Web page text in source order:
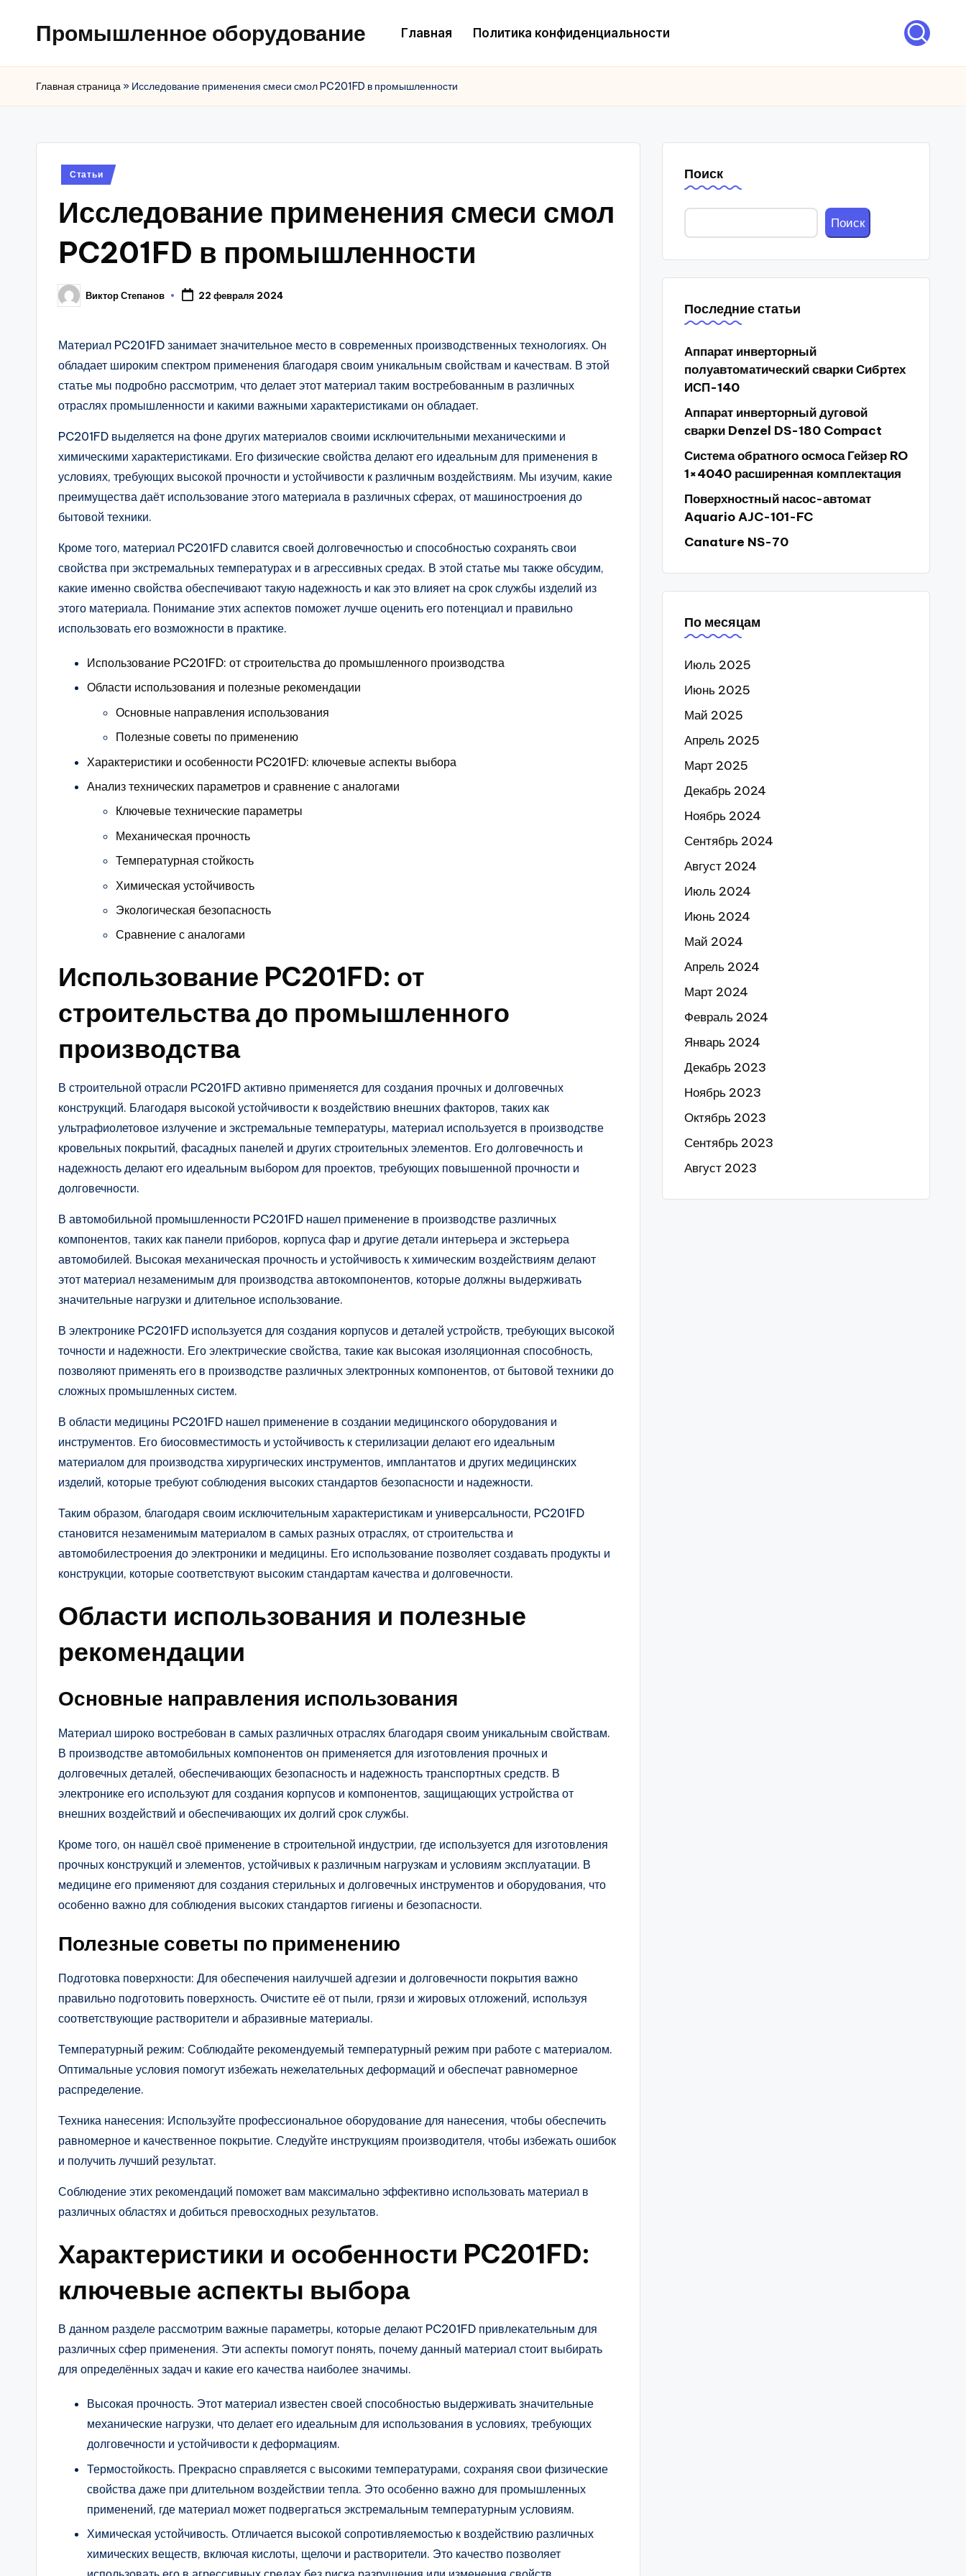
Промышленное оборудование Главная Политика конфиденциальности
Главная страница» Исследование применения смеси смол PC201FD в промышленности
Posted
Статьи
Исследование применения смеси смол
PC201FD в промышленности
Posted
by
Виктор Степанов 22 февраля 2024
Материал PC201FD занимает значительное место в современных производственных технологиях. Он
обладает широким спектром применения благодаря своим уникальным свойствам и качествам. В этой
статье мы подробно рассмотрим, что делает этот материал таким востребованным в различных
отраслях промышленности и какими важными характеристиками он обладает.
PC201FD выделяется на фоне других материалов своими исключительными механическими и
химическими характеристиками. Его физические свойства делают его идеальным для применения в
условиях, требующих высокой прочности и устойчивости к различным воздействиям. Мы изучим, какие
преимущества даёт использование этого материала в различных сферах, от машиностроения до
бытовой техники.
Кроме того, материал PC201FD славится своей долговечностью и способностью сохранять свои
свойства при экстремальных температурах и в агрессивных средах. В этой статье мы также обсудим,
какие именно свойства обеспечивают такую надежность и как это влияет на срок службы изделий из
этого материала. Понимание этих аспектов поможет лучше оценить его потенциал и правильно
использовать его возможности в практике.
Использование PC201FD: от строительства до промышленного производства
Области использования и полезные рекомендации
Основные направления использования
Полезные советы по применению
Характеристики и особенности PC201FD: ключевые аспекты выбора
Анализ технических параметров и сравнение с аналогами
Ключевые технические параметры
Механическая прочность
Температурная стойкость
Химическая устойчивость
Экологическая безопасность
Сравнение с аналогами
Использование PC201FD: от
строительства до промышленного
производства
В строительной отрасли PC201FD активно применяется для создания прочных и долговечных
конструкций. Благодаря высокой устойчивости к воздействию внешних факторов, таких как
ультрафиолетовое излучение и экстремальные температуры, материал используется в производстве
кровельных покрытий, фасадных панелей и других строительных элементов. Его долговечность и
надежность делают его идеальным выбором для проектов, требующих повышенной прочности и
долговечности.
В автомобильной промышленности PC201FD нашел применение в производстве различных
компонентов, таких как панели приборов, корпуса фар и другие детали интерьера и экстерьера
автомобилей. Высокая механическая прочность и устойчивость к химическим воздействиям делают
этот материал незаменимым для производства автокомпонентов, которые должны выдерживать
значительные нагрузки и длительное использование.
В электронике PC201FD используется для создания корпусов и деталей устройств, требующих высокой
точности и надежности. Его электрические свойства, такие как высокая изоляционная способность,
позволяют применять его в производстве различных электронных компонентов, от бытовой техники до
сложных промышленных систем.
В области медицины PC201FD нашел применение в создании медицинского оборудования и
инструментов. Его биосовместимость и устойчивость к стерилизации делают его идеальным
материалом для производства хирургических инструментов, имплантатов и других медицинских
изделий, которые требуют соблюдения высоких стандартов безопасности и надежности.
Таким образом, благодаря своим исключительным характеристикам и универсальности, PC201FD
становится незаменимым материалом в самых разных отраслях, от строительства и
автомобилестроения до электроники и медицины. Его использование позволяет создавать продукты и
конструкции, которые соответствуют высоким стандартам качества и долговечности.
Области использования и полезные
рекомендации
Основные направления использования
Материал широко востребован в самых различных отраслях благодаря своим уникальным свойствам.
В производстве автомобильных компонентов он применяется для изготовления прочных и
долговечных деталей, обеспечивающих безопасность и надежность транспортных средств. В
электронике его используют для создания корпусов и компонентов, защищающих устройства от
внешних воздействий и обеспечивающих их долгий срок службы.
Кроме того, он нашёл своё применение в строительной индустрии, где используется для изготовления
прочных конструкций и элементов, устойчивых к различным нагрузкам и условиям эксплуатации. В
медицине его применяют для создания стерильных и долговечных инструментов и оборудования, что
особенно важно для соблюдения высоких стандартов гигиены и безопасности.
Полезные советы по применению
Подготовка поверхности: Для обеспечения наилучшей адгезии и долговечности покрытия важно
правильно подготовить поверхность. Очистите её от пыли, грязи и жировых отложений, используя
соответствующие растворители и абразивные материалы.
Температурный режим: Соблюдайте рекомендуемый температурный режим при работе с материалом.
Оптимальные условия помогут избежать нежелательных деформаций и обеспечат равномерное
распределение.
Техника нанесения: Используйте профессиональное оборудование для нанесения, чтобы обеспечить
равномерное и качественное покрытие. Следуйте инструкциям производителя, чтобы избежать ошибок
и получить лучший результат.
Соблюдение этих рекомендаций поможет вам максимально эффективно использовать материал в
различных областях и добиться превосходных результатов.
Характеристики и особенности PC201FD:
ключевые аспекты выбора
В данном разделе рассмотрим важные параметры, которые делают PC201FD привлекательным для
различных сфер применения. Эти аспекты помогут понять, почему данный материал стоит выбирать
для определённых задач и какие его качества наиболее значимы.
Высокая прочность. Этот материал известен своей способностью выдерживать значительные
механические нагрузки, что делает его идеальным для использования в условиях, требующих
долговечности и устойчивости к деформациям.
Термостойкость. Прекрасно справляется с высокими температурами, сохраняя свои физические
свойства даже при длительном воздействии тепла. Это особенно важно для промышленных
применений, где материал может подвергаться экстремальным температурным условиям.
Химическая устойчивость. Отличается высокой сопротивляемостью к воздействию различных
химических веществ, включая кислоты, щелочи и растворители. Это качество позволяет
Поиск
Поиск
Последние статьи
Аппарат инверторный
полуавтоматический сварки Сибртех
ИСП-140
Аппарат инверторный дуговой
сварки Denzel DS-180 Compact
Система обратного осмоса Гейзер RO
1×4040 расширенная комплектация
Поверхностный насос-автомат
Aquario AJC-101-FC
Canature NS-70
По месяцам
Июль 2025
Июнь 2025
Май 2025
Апрель 2025
Март 2025
Декабрь 2024
Ноябрь 2024
Сентябрь 2024
Август 2024
Июль 2024
Июнь 2024
Май 2024
Апрель 2024
Март 2024
Февраль 2024
Январь 2024
Декабрь 2023
Ноябрь 2023
Октябрь 2023
Сентябрь 2023
Август 2023